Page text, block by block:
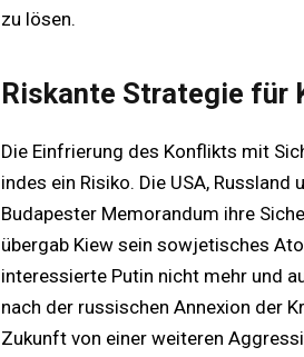
zu lösen.
Riskante Strategie für
Die Einfrierung des Konflikts mit
indes ein Risiko. Die USA,
Budapester Memorandum ihre
übergab Kiew sein sowjetisches
interessierte Putin nicht mehr und
nach der russischen Annexion der
Zukunft von einer weiteren